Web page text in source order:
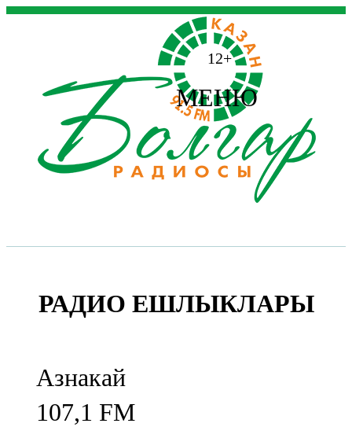
12+
МЕНЮ
РАДИО ЕШЛЫКЛАРЫ
Азнакай
107,1 FM